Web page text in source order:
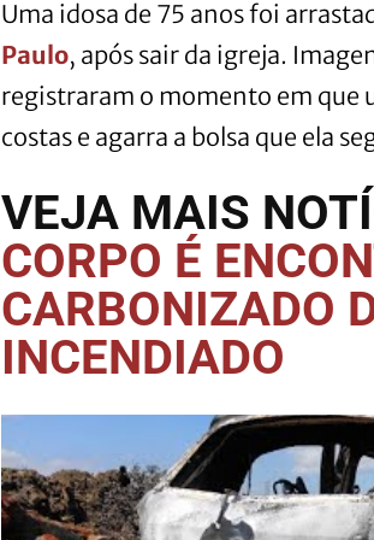
Uma idosa de 75 anos foi
Paulo, após sair da igreja.
registraram o momento em que
costas e agarra a bolsa que ela
VEJA MAIS
CORPO É
CARBONIZADO
INCENDIADO